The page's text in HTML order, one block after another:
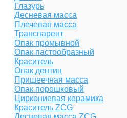
Глазурь
Десневая масса
Плечевая масса
Транспарент
Опак промывной
Опак пастообразный
Краситель
Опак дентин
Пришеечная масса
Опак порошковый
Циркониевая керамика
Краситель ZCG